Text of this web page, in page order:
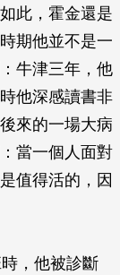
此，霍金還是
期他並不是一
牛津三年，他
他深感讀書非
來的一場大病
當一個人面對
值得活的，因
，他被診斷